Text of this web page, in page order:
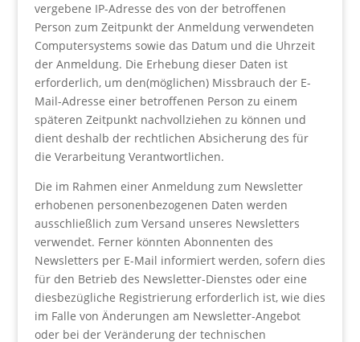
vergebene IP-Adresse des von der betroffenen
Person zum Zeitpunkt der Anmeldung verwendeten
Computersystems sowie das Datum und die Uhrzeit
der Anmeldung. Die Erhebung dieser Daten ist
erforderlich, um den(möglichen) Missbrauch der E-
Mail-Adresse einer betroffenen Person zu einem
späteren Zeitpunkt nachvollziehen zu können und
dient deshalb der rechtlichen Absicherung des für
die Verarbeitung Verantwortlichen.
Die im Rahmen einer Anmeldung zum Newsletter
erhobenen personenbezogenen Daten werden
ausschließlich zum Versand unseres Newsletters
verwendet. Ferner könnten Abonnenten des
Newsletters per E-Mail informiert werden, sofern dies
für den Betrieb des Newsletter-Dienstes oder eine
diesbezügliche Registrierung erforderlich ist, wie dies
im Falle von Änderungen am Newsletter-Angebot
oder bei der Veränderung der technischen